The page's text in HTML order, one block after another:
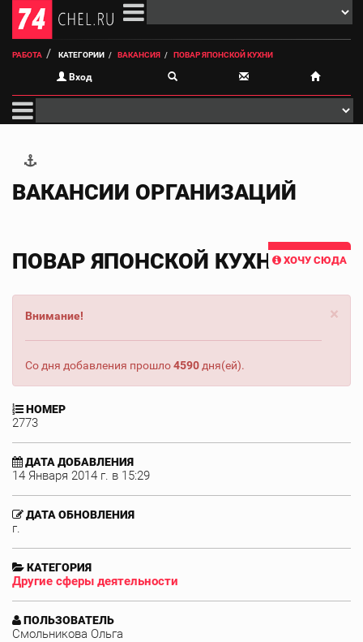
РАБОТА КАТЕГОРИИ ВАКАНСИЯ ПОВАР ЯПОНСКОЙ КУХНИ
Вход
ВАКАНСИИ ОРГАНИЗАЦИЙ
ХОЧУ СЮДА
ПОВАР ЯПОНСКОЙ КУХНИ
×
Внимание!
Со дня добавления прошло4590 дня(ей).
НОМЕР
2773
ДАТА ДОБАВЛЕНИЯ
14 Января 2014 г. в 15:29
ДАТА ОБНОВЛЕНИЯ
г.
КАТЕГОРИЯ
Другие сферы деятельности
ПОЛЬЗОВАТЕЛЬ
Смольникова Ольга